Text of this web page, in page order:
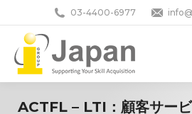
03-4400-6977
ACTFL – LTI：顧客サー